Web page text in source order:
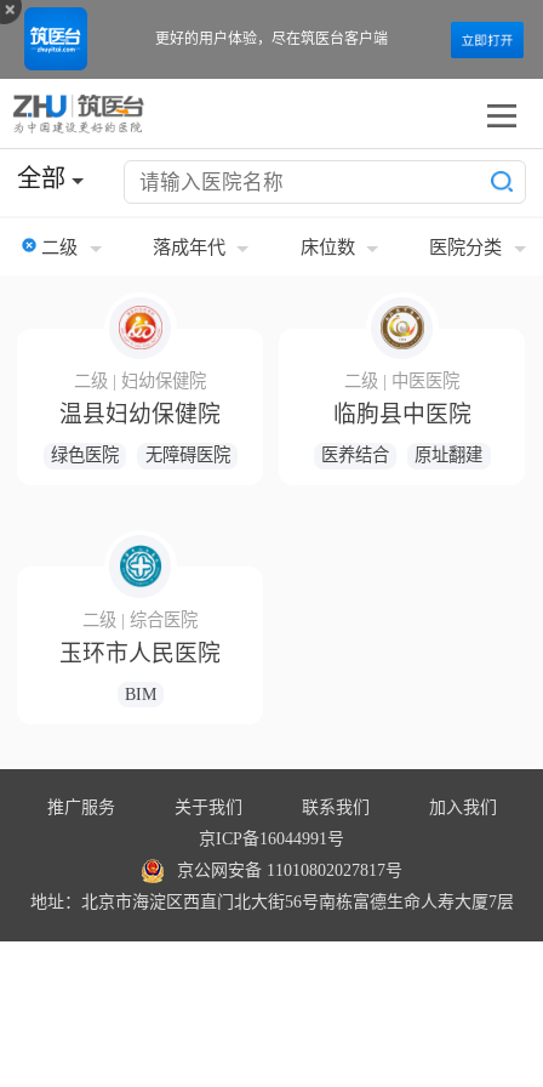
全部
二级 落成年代 床位数 医院分类
二级 | 妇幼保健院
温县妇幼保健院
绿色医院 无障碍医院
二级 | 中医医院
临朐县中医院
医养结合 原址翻建
二级 | 综合医院
玉环市人民医院
BIM
推广服务 关于我们 联系我们
加入我们
京ICP备16044991号
京公网安备 11010802027817号
地址：北京市海淀区西直门北大街56号南栋富德生命人寿大厦7层
更好的用户体验， 尽在筑医台客户端